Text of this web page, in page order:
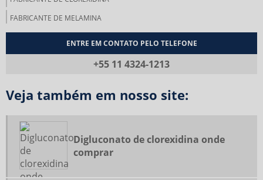
FABRICANTE DE MELAMINA
FABRICANTES DE INSUMOS QUÍMICOS
FLUORETO DE SÓDIO
FLUORETO DE SÓDIO PREÇO
FLUORETO DE SÓDIO VALOR
FORNECEDOR DE DIGLUCONATO DE CLOREXIDINA
ENTRE EM CONTATO PELO TELEFONE
+55 11 4324-1213
Veja também em nosso site:
Digluconato de clorexidina onde
comprar